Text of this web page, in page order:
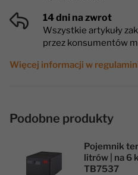
14 dni na zwrot
Wszystkie artykuły
przez konsumentów
Więcej informacji w
Podobne produkty
Pojemnik
litrów | na 6
TB7537